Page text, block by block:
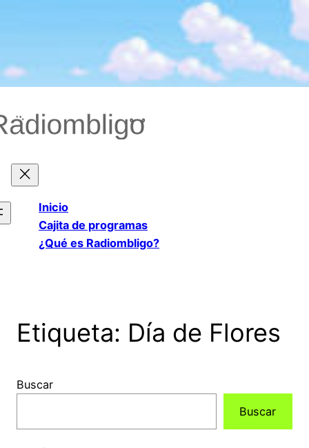
Inicio
Cajita de programas
¿Qué es Radiombligo?
Etiqueta: Día de Flores
Buscar
Buscar